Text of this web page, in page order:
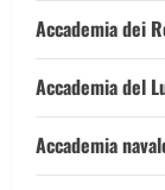
Accademia dei
Accademia del
Accademia